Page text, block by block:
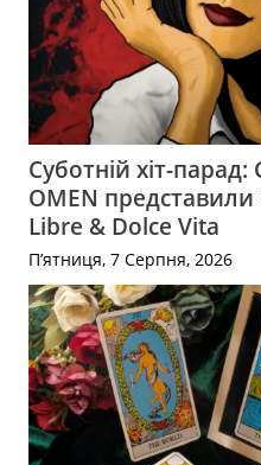
Суботній хіт-парад:
OMEN представили
Libre & Dolce Vita
П’ятниця, 7 Серпня, 2026